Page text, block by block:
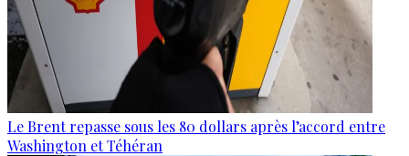
Le Brent repasse sous les 80 dollars après l’accord entre
Washington et Téhéran